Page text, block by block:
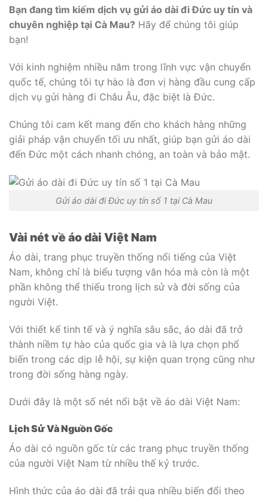
Bạn đang tìm kiếm dịch vụ gửi áo dài đi Đức uy tín và
chuyên nghiệp tại Cà Mau? Hãy để chúng tôi giúp
bạn!
Với kinh nghiệm nhiều năm trong lĩnh vực vận chuyển
quốc tế, chúng tôi tự hào là đơn vị hàng đầu cung cấp
dịch vụ gửi hàng đi Châu Âu, đặc biệt là Đức.
Chúng tôi cam kết mang đến cho khách hàng những
giải pháp vận chuyển tối ưu nhất, giúp bạn gửi áo dài
đến Đức một cách nhanh chóng, an toàn và bảo mật.
Gửi áo dài đi Đức uy tín số 1 tại Cà Mau
Vài nét về áo dài Việt Nam
Áo dài, trang phục truyền thống nổi tiếng của Việt
Nam, không chỉ là biểu tượng văn hóa mà còn là một
phần không thể thiếu trong lịch sử và đời sống của
người Việt.
Với thiết kế tinh tế và ý nghĩa sâu sắc, áo dài đã trở
thành niềm tự hào của quốc gia và là lựa chọn phổ
biến trong các dịp lễ hội, sự kiện quan trọng cũng như
trong đời sống hàng ngày.
Dưới đây là một số nét nổi bật về áo dài Việt Nam:
Lịch Sử Và Nguồn Gốc
Áo dài có nguồn gốc từ các trang phục truyền thống
của người Việt Nam từ nhiều thế kỷ trước.
Hình thức của áo dài đã trải qua nhiều biến đổi theo